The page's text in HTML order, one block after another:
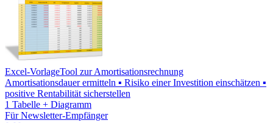
Excel-VorlageTool zur Amortisationsrechnung
Amortisationsdauer ermitteln ▪ Risiko einer Investition einschätzen ▪
positive Rentabilität sicherstellen
1 Tabelle + Diagramm
Für Newsletter-Empfänger